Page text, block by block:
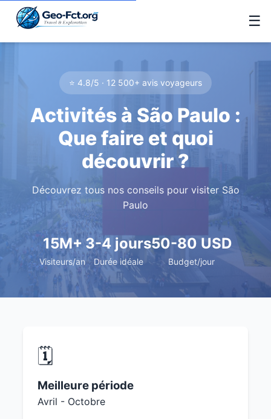
☰
⭐ 4.8/5 · 12 500+ avis voyageurs
Activités à São Paulo :
Que faire et quoi
découvrir ?
Découvrez tous nos conseils pour visiter São
Paulo
15M+
Visiteurs/an
3-4 jours
Durée idéale
50-80 USD
Budget/jour
🗓️
Meilleure période
Avril - Octobre